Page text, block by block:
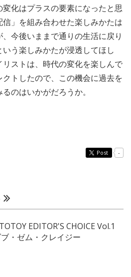
化はプラスの要素になったと思
」を組み合わせた楽しみかたは
今後いままで通りの生活に戻り
う楽しみかたが浸透してほし
ストは、時代の変化を楽しんで
トしたので、この機会に過去を
のはいかがだろうか。
Post -
EDITOR'S CHOICE Vol.1
・ゼム・クレイジー